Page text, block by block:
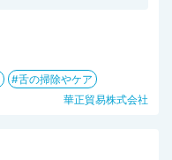
舌の掃除やケア
華正貿易株式会社